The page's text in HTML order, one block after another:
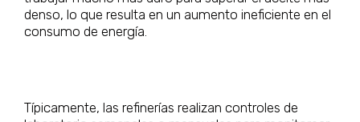
denso, lo que resulta en un aumento ineficiente en el
consumo de energía.
Típicamente, las refinerías realizan controles de